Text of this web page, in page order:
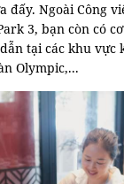
đấy. Ngoài Công
3, bạn còn có
tại các khu vực
Olympic,...